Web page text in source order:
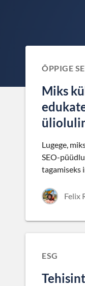
ÕPPIGE
Miks
Lugege,
SEO-
tagamiseks
Felix
ESG